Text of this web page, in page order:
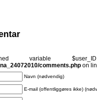
variable
comments.php on
Navn (nødvendig)
E-mail (offentliggøres ikke)